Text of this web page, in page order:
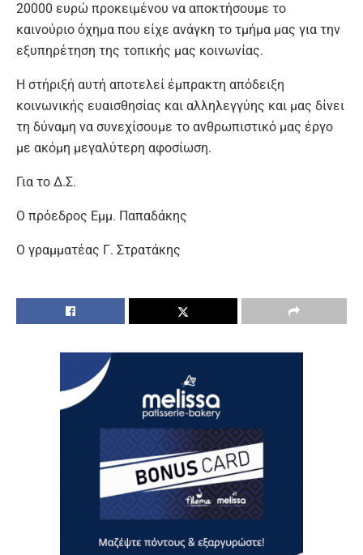
20000 ευρώ προκειμένου να αποκτήσουμε το
καινούριο όχημα που είχε ανάγκη το τμήμα μας για την
εξυπηρέτηση της τοπικής μας κοινωνίας.
Η στήριξή αυτή αποτελεί έμπρακτη απόδειξη
κοινωνικής ευαισθησίας και αλληλεγγύης και μας δίνει
τη δύναμη να συνεχίσουμε το ανθρωπιστικό μας έργο
με ακόμη μεγαλύτερη αφοσίωση.
Για το Δ.Σ.
Ο πρόεδρος Εμμ. Παπαδάκης
Ο γραμματέας Γ. Στρατάκης